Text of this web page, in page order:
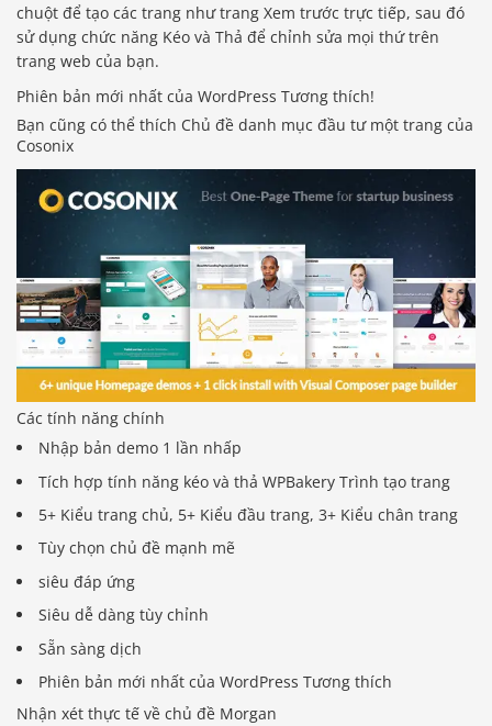
chuột để tạo các trang như trang Xem trước trực tiếp, sau đó
sử dụng chức năng Kéo và Thả để chỉnh sửa mọi thứ trên
trang web của bạn.
Phiên bản mới nhất của WordPress Tương thích!
Bạn cũng có thể thích Chủ đề danh mục đầu tư một trang của
Cosonix
Các tính năng chính
Nhập bản demo 1 lần nhấp
Tích hợp tính năng kéo và thả WPBakery Trình tạo trang
5+ Kiểu trang chủ, 5+ Kiểu đầu trang, 3+ Kiểu chân trang
Tùy chọn chủ đề mạnh mẽ
siêu đáp ứng
Siêu dễ dàng tùy chỉnh
Sẵn sàng dịch
Phiên bản mới nhất của WordPress Tương thích
Nhận xét thực tế về chủ đề Morgan